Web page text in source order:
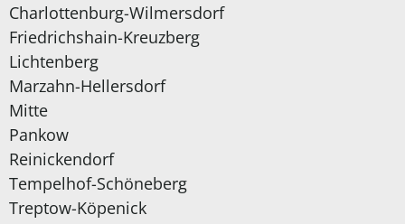
Charlottenburg-Wilmersdorf
Friedrichshain-Kreuzberg
Lichtenberg
Marzahn-Hellersdorf
Mitte
Pankow
Reinickendorf
Tempelhof-Schöneberg
Treptow-Köpenick